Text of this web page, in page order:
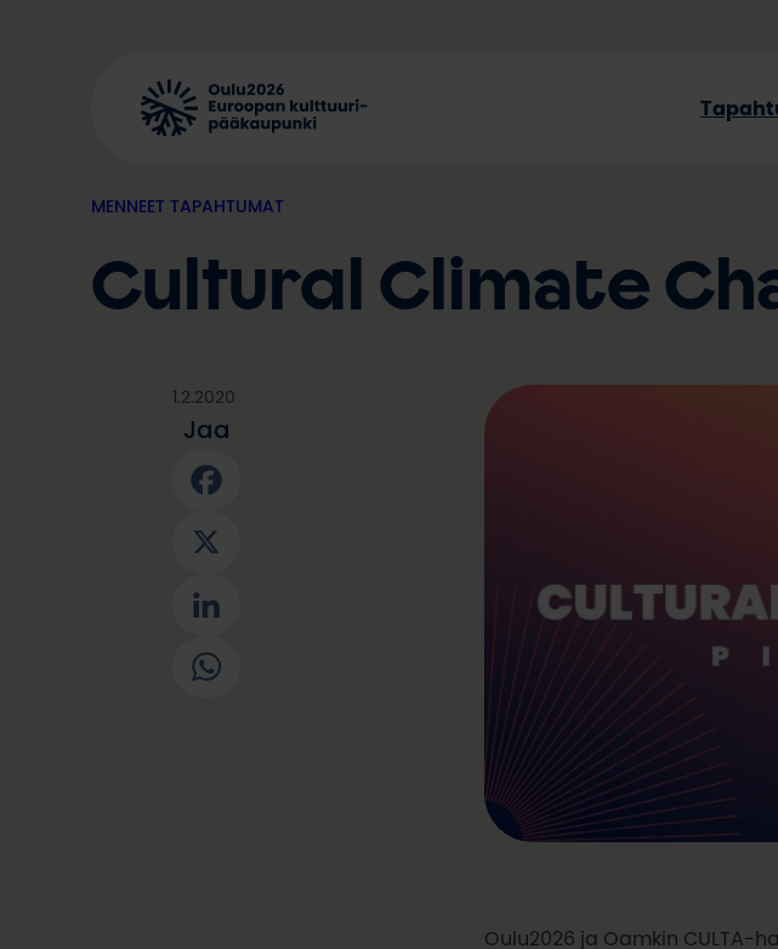
MENNEET TAPAHTUMAT
Cultural Climate
1.2.2020
Jaa
Facebook
X
LinkedIn
WhatsApp
Oulu2026 ja Oamkin CULTA-